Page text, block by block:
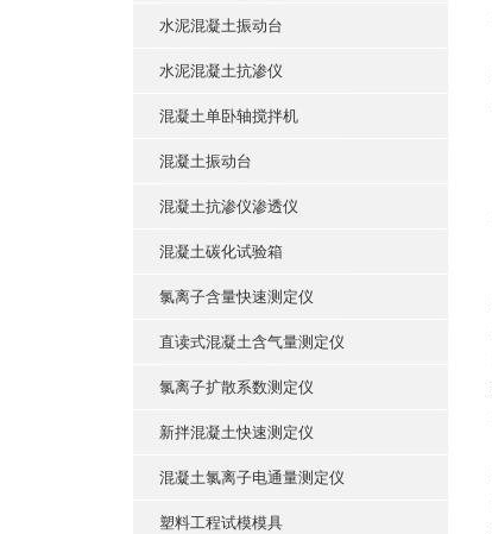
水泥混凝土振动台
水泥混凝土抗渗仪
混凝土单卧轴搅拌机
混凝土振动台
混凝土抗渗仪渗透仪
混凝土碳化试验箱
氯离子含量快速测定仪
直读式混凝土含气量测定仪
氯离子扩散系数测定仪
新拌混凝土快速测定仪
混凝土氯离子电通量测定仪
塑料工程试模模具